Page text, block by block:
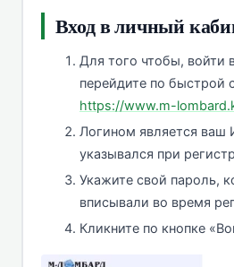
Вход в личный
Для того чтобы, войти
перейдите по быстрой
https://www.m-
Логином является
указывался при
Укажите свой пароль,
вписывали во время
Кликните по кнопке